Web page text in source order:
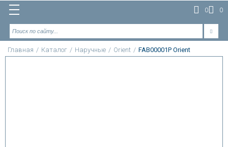
0 0
Главная / Каталог / Наручные / Orient / FAB00001P Orient